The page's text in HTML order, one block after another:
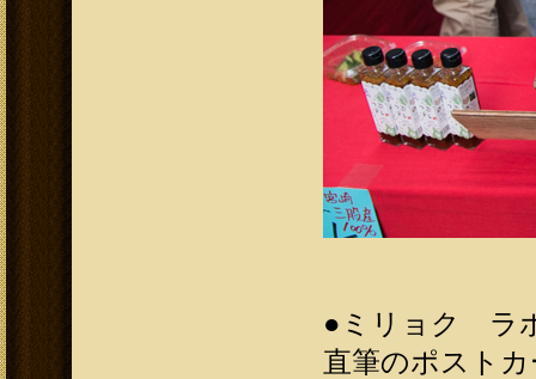
● ミリョク ラ
直筆のポスト